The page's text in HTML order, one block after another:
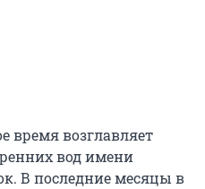
время возглавляет
вод имени
В последние месяцы в